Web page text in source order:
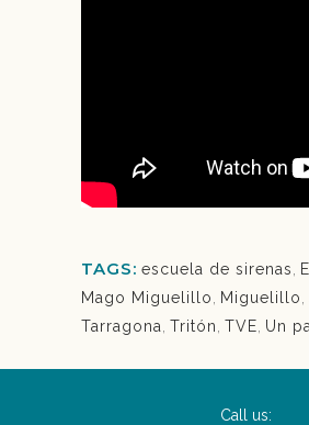
TAGS: escuela de sirenas
Mago Miguelillo
Miguelillo
Tarragona Tritón TVE Un
Call us: